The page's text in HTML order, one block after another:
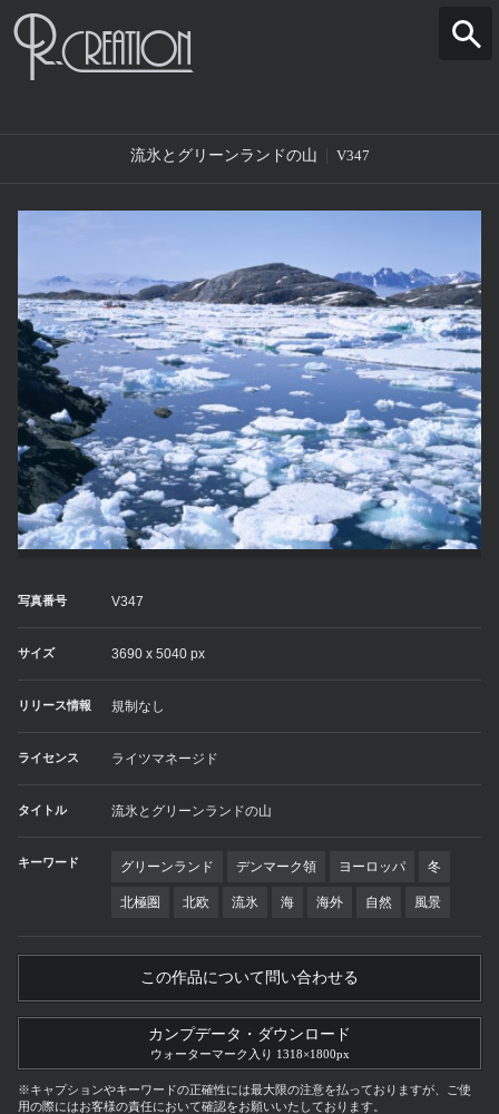
流氷とグリーンランドの山 V347
写真番号 V347
サイズ 3690 x 5040 px
リリース情報 規制なし
ライセンス ライツマネージド
タイトル 流氷とグリーンランドの山
キーワード グリーンランド デンマーク領 ヨーロッパ 冬
北極圏 北欧 流氷 海 海外 自然 風景
この作品について問い合わせる
カンプデータ・ダウンロード
ウォーターマーク入り 1318×1800px
※キャプションやキーワードの正確性には最大限の注意を払っておりますが、ご使
用の際にはお客様の責任において確認をお願いいたしております。